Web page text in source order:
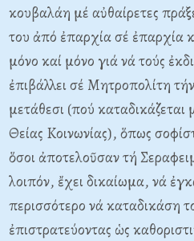
κουβαλάη μέ αὐθαίρετες
του ἀπό ἐπαρχία σέ ἐπαρχία
μόνο καί μόνο γιά νά τούς
ἐπιβάλλει σέ Mητροπολίτη
μετάθεσι (πού καταδικάζεται
Θείας Kοινωνίας), ὅπως
ὅσοι ἀποτελοῦσαν τή
λοιπόν, ἔχει δικαίωμα, νά
περισσότερο νά καταδικάση
ἐπιστρατεύοντας ὡς